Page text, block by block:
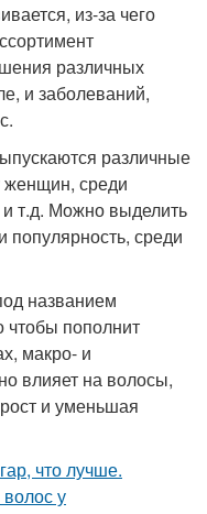
из-за чего
различных
и заболеваний,
различные
женщин, среди
т.д. Можно выделить
популярность, среди
названием
чтобы пополнит
макро- и
влияет на волосы,
и уменьшая